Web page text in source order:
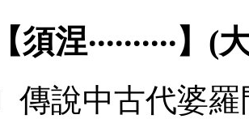
涅‧‧‧‧‧‧‧‧‧‧】(
傳說中古代婆